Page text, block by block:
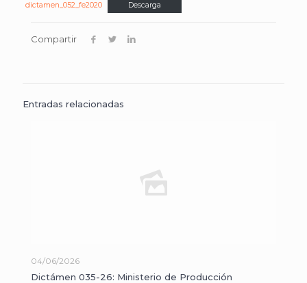
dictamen_052_fe2020 Descarga
Compartir
Entradas relacionadas
04/06/2026
Dictámen 035-26: Ministerio de Producción